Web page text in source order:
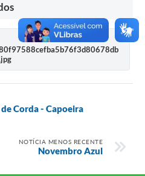
Corda - Capoeira
NOTÍCIA MENOS RECENTE
Novembro Azul